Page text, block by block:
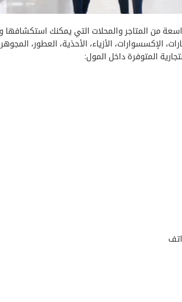
من المتاجر والمحلات التي يمكنك استكشافها
الإكسسوارات، الأزياء، الأحذية، العطور،
المتوفرة داخل المول: